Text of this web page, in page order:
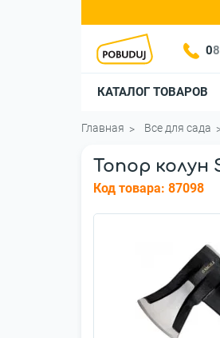
08
КАТАЛОГ ТОВАРОВ
Главная Все для сада
Топор колун
Код товара: 87098